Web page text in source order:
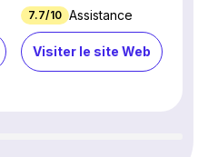
7.7/10 Assistance
Visiter le site Web